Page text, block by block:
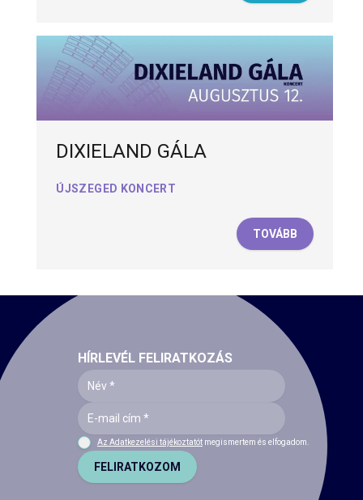
DIXIELAND GÁLA
ÚJSZEGED KONCERT
TOVÁBB
HÍRLEVÉL FELIRATKOZÁS
Az Adatkezelési tájékoztatót megismertem és elfogadom.
FELIRATKOZOM